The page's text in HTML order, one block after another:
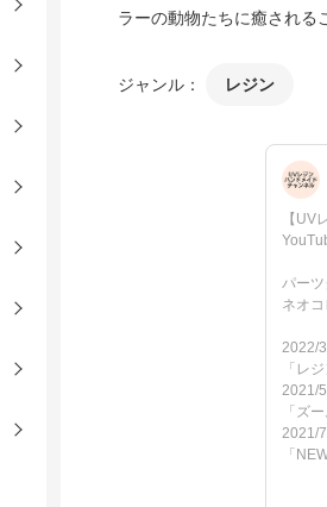
ラーの動物たちに癒される
ジャンル： レジン
【UV
パー
ネオ
2022/
「レ
2021/
「ズ
2021/
「